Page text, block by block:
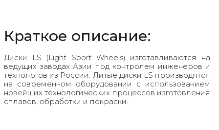
Краткое описание:
Диски LS (Light Sport Wheels) изготавливаются на
ведущих заводах Азии под контролем инженеров и
технологов из России. Литые диски LS производятся
на современном оборудовании с использованием
новейших технологических процессов изготовления
сплавов, обработки и покраски..